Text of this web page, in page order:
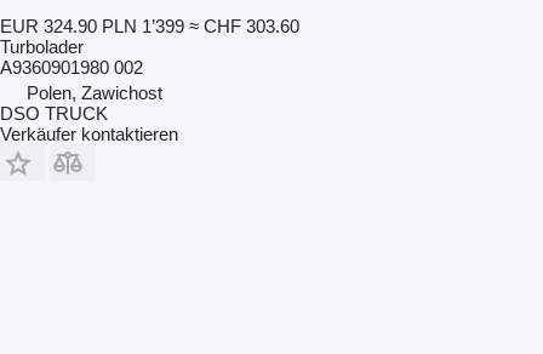
EUR 324.90 PLN 1’399 ≈ CHF 303.60
Turbolader
A9360901980 002
Polen, Zawichost
DSO TRUCK
Verkäufer kontaktieren